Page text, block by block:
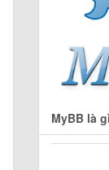
MyBB là